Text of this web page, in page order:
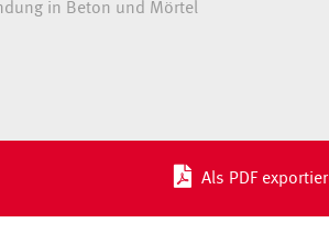
in Beton und Mörtel
Als PDF